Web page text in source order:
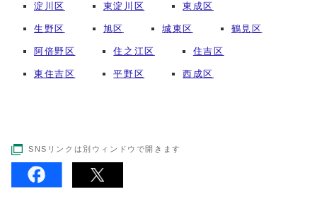
淀川区 東淀川区 東成区
生野区 旭区 城東区 鶴見区
阿倍野区 住之江区 住吉区
東住吉区 平野区 西成区
SNSリンクは別ウィンドウで開きます